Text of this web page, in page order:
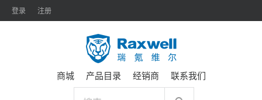
登录 注册
商城 产品目录 经销商 联系我们